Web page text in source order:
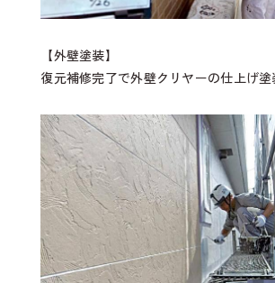
【外壁塗装】
復元補修完了で外壁クリヤーの仕上げ